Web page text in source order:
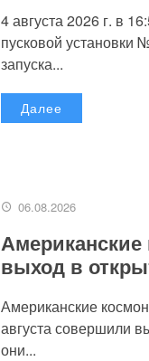
4 августа 2026 г. в
пусковой установки
запуска...
Далее
06.08.2026
выход в
Американские
августа совершили
они...